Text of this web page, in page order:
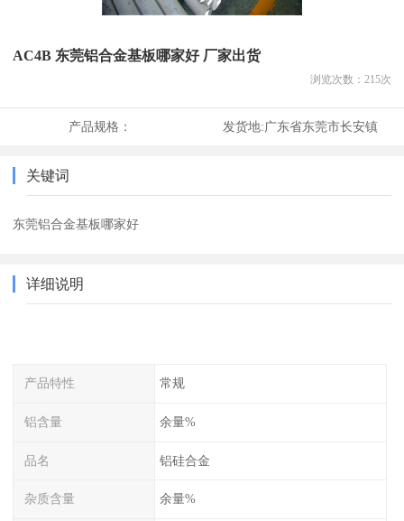
AC4B 东莞铝合金基板哪家好 厂家出货
浏览次数： 215次
产品规格： 发货地:广东省东莞市长安镇
关键词
东莞铝合金基板哪家好
详细说明
产品特性 常规
铝含量 余量%
品名 铝硅合金
杂质含量 余量%